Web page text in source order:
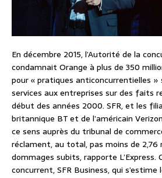
En décembre 2015, l’Autorité de la
condamnait Orange à plus de 350
pour « pratiques anticoncurrentielles »
services aux entreprises sur des faits
début des années 2000. SFR, et les
britannique BT et de l’américain
ce sens auprès du tribunal de
réclament, au total, pas moins de 2,76
dommages subits, rapporte L’Express.
concurrent, SFR Business, qui s’estime